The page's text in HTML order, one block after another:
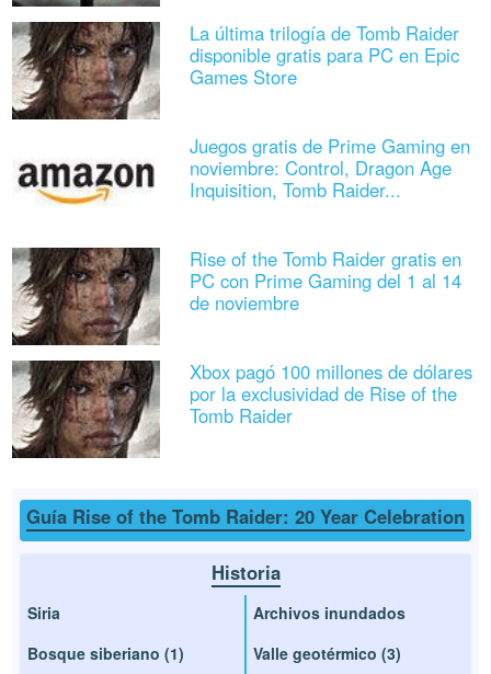
La última trilogía de Tomb Raider
disponible gratis para PC en Epic
Games Store
Juegos gratis de Prime Gaming en
noviembre: Control, Dragon Age
Inquisition, Tomb Raider...
Rise of the Tomb Raider gratis en
PC con Prime Gaming del 1 al 14
de noviembre
Xbox pagó 100 millones de dólares
por la exclusividad de Rise of the
Tomb Raider
Guía Rise of the Tomb Raider: 20 Year Celebration
Historia
Siria
Bosque siberiano (1)
Archivos inundados
Valle geotérmico (3)